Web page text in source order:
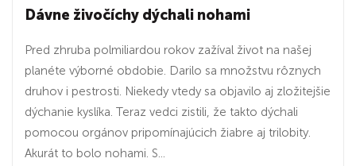
Dávne živočíchy dýchali nohami
Pred zhruba polmiliardou rokov zažíval život na našej
planéte výborné obdobie. Darilo sa množstvu rôznych
druhov i pestrosti. Niekedy vtedy sa objavilo aj zložitejšie
dýchanie kyslíka. Teraz vedci zistili, že takto dýchali
pomocou orgánov pripomínajúcich žiabre aj trilobity.
Akurát to bolo nohami. S...